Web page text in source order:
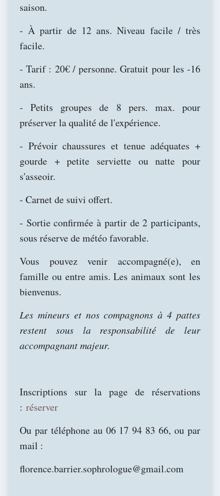
saison.
- À partir de 12 ans. Niveau facile / très
facile.
- Tarif : 20€ / personne. Gratuit pour les -16
ans.
- Petits groupes de 8 pers. max. pour
préserver la qualité de l'expérience.
- Prévoir chaussures et tenue adéquates +
gourde + petite serviette ou natte pour
s'asseoir.
- Carnet de suivi offert.
- Sortie confirmée à partir de 2 participants,
sous réserve de météo favorable.
Vous pouvez venir accompagné(e), en
famille ou entre amis. Les animaux sont les
bienvenus.
Les mineurs et nos compagnons à 4 pattes
restent sous la responsabilité de leur
accompagnant majeur.
Inscriptions sur la page de réservations
: réserver
Ou par téléphone au 06 17 94 83 66, ou par
mail :
florence.barrier.sophrologue@gmail.com